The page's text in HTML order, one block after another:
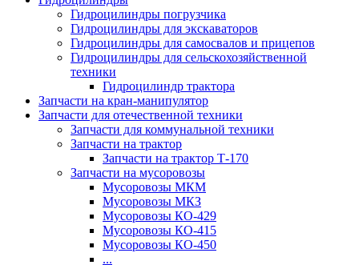
Гидроцилиндры погрузчика
Гидроцилиндры для экскаваторов
Гидроцилиндры для самосвалов и прицепов
Гидроцилиндры для сельскохозяйственной
техники
Гидроцилиндр трактора
Запчасти на кран-манипулятор
Запчасти для отечественной техники
Запчасти для коммунальной техники
Запчасти на трактор
Запчасти на трактор Т-170
Запчасти на мусоровозы
Мусоровозы МКМ
Мусоровозы МКЗ
Мусоровозы КО-429
Мусоровозы КО-415
Мусоровозы КО-450
...